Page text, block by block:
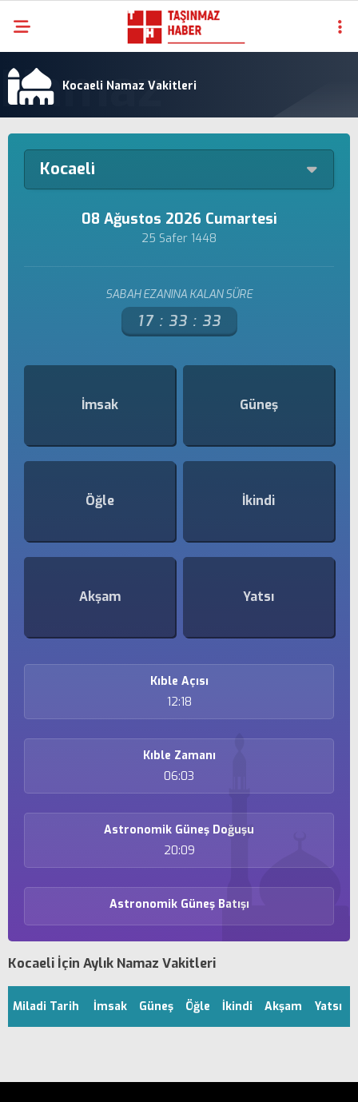
Kocaeli Namaz Vakitleri
Kocaeli İçin Aylık Namaz Vakitleri
Miladi Tarih İmsak Güneş Öğle İkindi Akşam Yatsı
Kocaeli
08 Ağustos 2026 Cumartesi
25 Safer 1448
SABAH EZANINA KALAN SÜRE
17 : 33 : 33
İmsak Güneş
Öğle İkindi
Akşam Yatsı
Kıble Açısı
12:18
Kıble Zamanı
06:03
Astronomik Güneş Doğuşu
20:09
Astronomik Güneş Batışı